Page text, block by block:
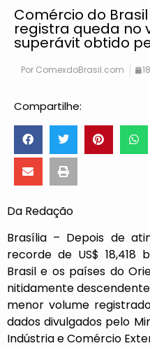
Comércio do
registra queda no
superávit obtido
Por ComexdoBrasil.com
Compartilhe:
Da Redação
Brasília – Depois de
recorde de US$ 18,418
Brasil e os países do
nitidamente
menor volume
dados divulgados pelo
Indústria e Comércio